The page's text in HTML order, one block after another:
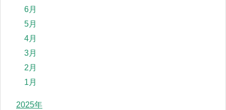
6月
5月
4月
3月
2月
1月
2025年